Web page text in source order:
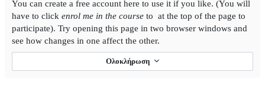
Ολοκλήρωση
You can create a free account here to use it if you like. (You will
have to click enrol me in the course to at the top of the page to
participate). Try opening this page in two browser windows and
see how changes in one affect the other.